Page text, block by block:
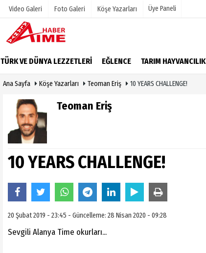
Video Galeri Foto Galeri Köşe Yazarları Üye Paneli
TÜRK VE DÜNYA LEZZETLERİ EĞLENCE TARIM HAYVANCILIK
Hava Durumu
Gazete Manşetleri
Anketler
Biyografiler
Ana Sayfa Köşe Yazarları Teoman Eriş 10 YEARS CHALLENGE!
Teoman Eriş
10 YEARS CHALLENGE!
20 Şubat 2019 - 23:45 - Güncelleme: 28 Nisan 2020 - 09:28
Sevgili Alanya Time okurları...